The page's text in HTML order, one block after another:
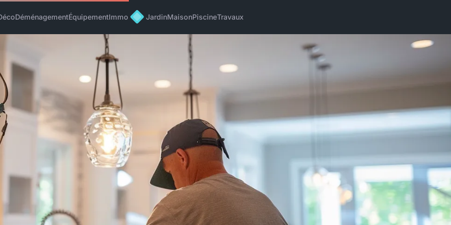
DéménagementÉquipementImmo JardinMaisonPiscineTravaux